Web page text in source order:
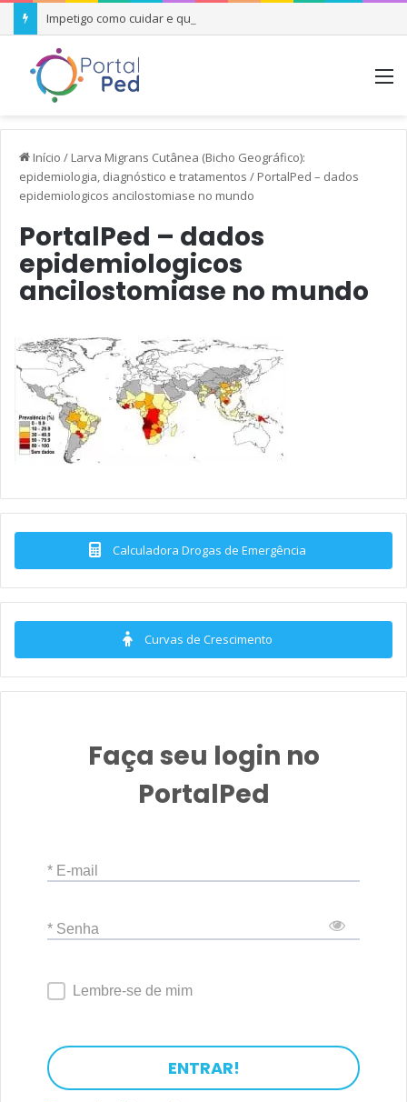
Impetigo como cuidar e quando se preocupar
Início / Larva Migrans Cutânea (Bicho Geográfico):
epidemiologia, diagnóstico e tratamentos / PortalPed – dados
epidemiologicos ancilostomiase no mundo
PortalPed – dados
epidemiologicos
ancilostomiase no mundo
Calculadora Drogas de Emergência
Curvas de Crescimento
Faça seu login no
PortalPed
* E-mail
* Senha
Lembre-se de mim
ENTRAR!